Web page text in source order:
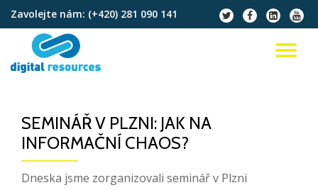
Přeskočit
obsah
Zavolejte nám: (+420) 281 090 141
fa-
twitter
fa-
facebook
fa-
linkedin-
square
fa-
SEMINÁŘ V PLZNI: JAK NA
INFORMAČNÍ CHAOS?
Dneska jsme zorganizovali seminář v Plzni